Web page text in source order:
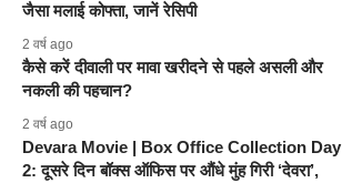
जैसा मलाई कोफ्ता, जानें रेसिपी
2 वर्ष ago
कैसे करें दीवाली पर मावा खरीदने से पहले असली और
नकली की पहचान?
2 वर्ष ago
Devara Movie | Box Office Collection Day
2: दूसरे दिन बॉक्स ऑफिस पर औंधे मुंह गिरी ‘देवरा’,